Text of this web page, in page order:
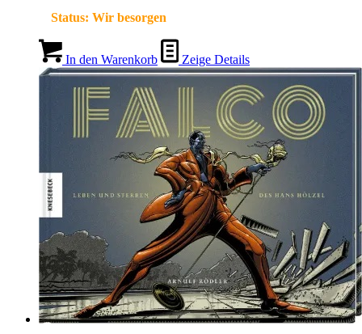
Status: Wir besorgen
In den Warenkorb Zeige Details